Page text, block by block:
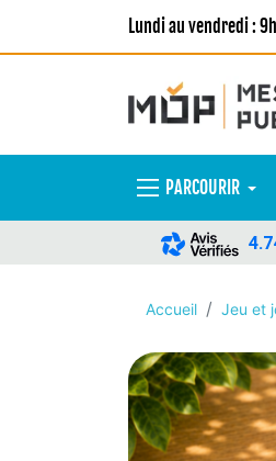
Lundi au vendredi :
PARCOURIR
Accueil Jeu et